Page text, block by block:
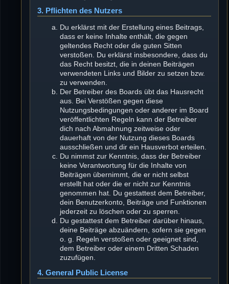
3. Pflichten des Nutzers
Du erklärst mit der Erstellung eines Beitrags,
dass er keine Inhalte enthält, die gegen
geltendes Recht oder die guten Sitten
verstoßen. Du erklärst insbesondere, dass du
das Recht besitzt, die in deinen Beiträgen
verwendeten Links und Bilder zu setzen bzw.
zu verwenden.
Der Betreiber des Boards übt das Hausrecht
aus. Bei Verstößen gegen diese
Nutzungsbedingungen oder anderer im Board
veröffentlichten Regeln kann der Betreiber
dich nach Abmahnung zeitweise oder
dauerhaft von der Nutzung dieses Boards
ausschließen und dir ein Hausverbot erteilen.
Du nimmst zur Kenntnis, dass der Betreiber
keine Verantwortung für die Inhalte von
Beiträgen übernimmt, die er nicht selbst
erstellt hat oder die er nicht zur Kenntnis
genommen hat. Du gestattest dem Betreiber,
dein Benutzerkonto, Beiträge und Funktionen
jederzeit zu löschen oder zu sperren.
Du gestattest dem Betreiber darüber hinaus,
deine Beiträge abzuändern, sofern sie gegen
o. g. Regeln verstoßen oder geeignet sind,
dem Betreiber oder einem Dritten Schaden
zuzufügen.
4. General Public License